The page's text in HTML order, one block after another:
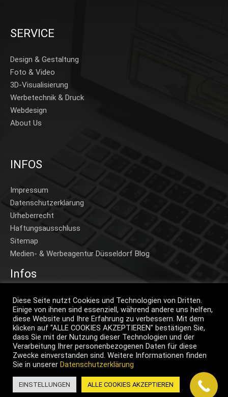
SERVICE
Design & Gestaltung
Foto & Video
3D-Visualisierung
Werbetechnik & Druck
Webdesign
About Us
INFOS
Impressum
Datenschutzerklärung
Urheberrecht
Haftungsausschluss
Sitemap
Medien- & Werbeagentur Düsseldorf Blog
Infos
Home
Beispiele A-Z
Beispiele Projekte
Preise
Klimaneutral
Brand Assets
Jobs
Diese Seite nutzt Cookies und Technologien von Dritten.
Einige von ihnen sind essenziell, während andere uns helfen,
diese Website und Ihre Erfahrung zu verbessern. Mit dem
klicken auf "ALLE COOKIES AKZEPTIEREN" bestätigen Sie,
dass Sie mit der Nutzung dieser Technologien und der
Verarbeitung Ihrer personenbezogenen Daten für diese
Zwecke einverstanden sind. Weitere Informationen finden
Sie in unserer Datenschutzerklärung
EINSTELLUNGEN ALLE COOKIES AKZEPTIEREN